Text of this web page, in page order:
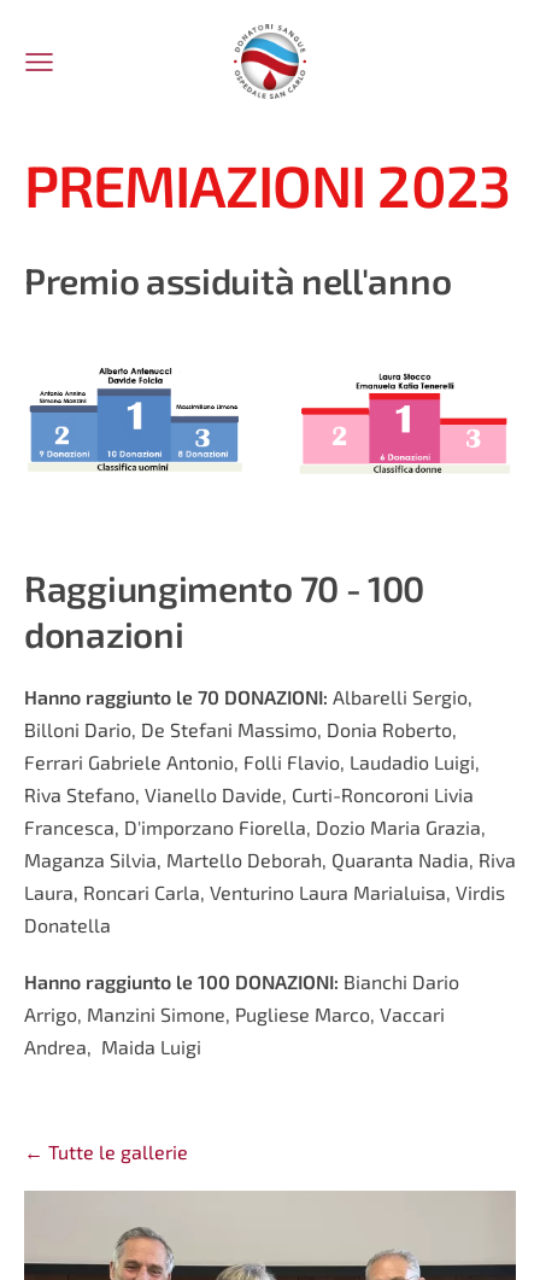
PREMIAZIONI 2023
Premio assiduità nell'anno
Raggiungimento 70 - 100
donazioni
Hanno raggiunto le 70 DONAZIONI: Albarelli Sergio,
Billoni Dario, De Stefani Massimo, Donia Roberto,
Ferrari Gabriele Antonio, Folli Flavio, Laudadio Luigi,
Riva Stefano, Vianello Davide, Curti-Roncoroni Livia
Francesca, D'imporzano Fiorella, Dozio Maria Grazia,
Maganza Silvia, Martello Deborah, Quaranta Nadia, Riva
Laura, Roncari Carla, Venturino Laura Marialuisa, Virdis
Donatella
Hanno raggiunto le 100 DONAZIONI: Bianchi Dario
Arrigo, Manzini Simone, Pugliese Marco, Vaccari
Andrea, Maida Luigi
Tutte le gallerie